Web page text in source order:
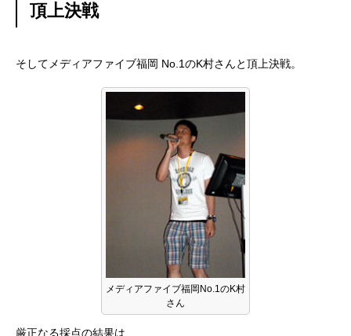
頂上決戦
そしてメディアファイブ福岡 No.1のK村さんと頂上決戦。
メディアファイブ福岡No.1のK村
さん
厳正なる採点の結果は